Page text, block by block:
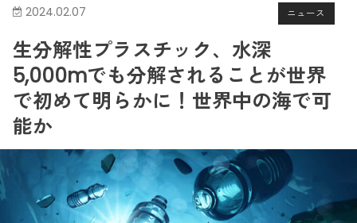
ニュース
2024.02.07
生分解性プラスチック、水深
5,000mでも分解されることが世界
で初めて明らかに！世界中の海で可
能か